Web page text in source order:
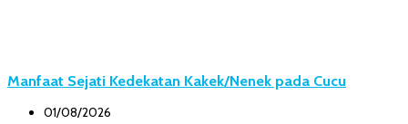
Manfaat Sejati Kedekatan Kakek/Nenek pada Cucu
01/08/2026